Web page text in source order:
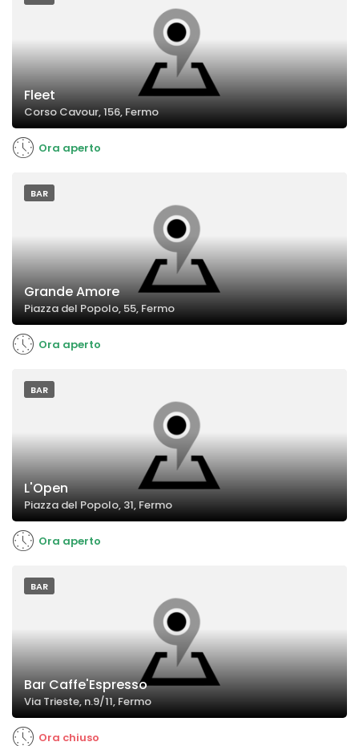
Fleet
Corso Cavour, 156, Fermo
Ora aperto
BAR
Grande Amore
Piazza del Popolo, 55, Fermo
Ora aperto
BAR
L'Open
Piazza del Popolo, 31, Fermo
Ora aperto
BAR
Bar Caffe'Espresso
Via Trieste, n.9/11, Fermo
Ora chiuso